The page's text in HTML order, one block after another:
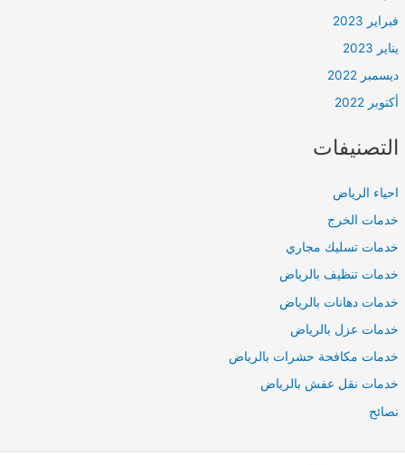
فبراير 2023
يناير 2023
ديسمبر 2022
أكتوبر 2022
التصنيفات
احياء الرياض
خدمات الخرج
خدمات تسليك مجاري
خدمات تنظيف بالرياض
خدمات دهانات بالرياض
خدمات عزل بالرياض
خدمات مكافحة حشرات بالرياض
خدمات نقل عفش بالرياض
نصائح